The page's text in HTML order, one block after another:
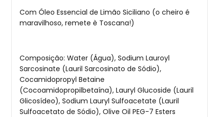
Com Óleo Essencial de Limão Siciliano (o cheiro é
maravilhoso, remete è Toscana!)
Composição: Water (Água), Sodium Lauroyl
Sarcosinate (Lauril Sarcosinato de Sódio),
Cocamidopropyl Betaine
(Cocoamidopropilbetaína), Lauryl Glucoside (Lauril
Glicosídeo), Sodium Lauryl Sulfoacetate (Lauril
Sulfoacetato de Sódio), Olive Oil PEG-7 Esters